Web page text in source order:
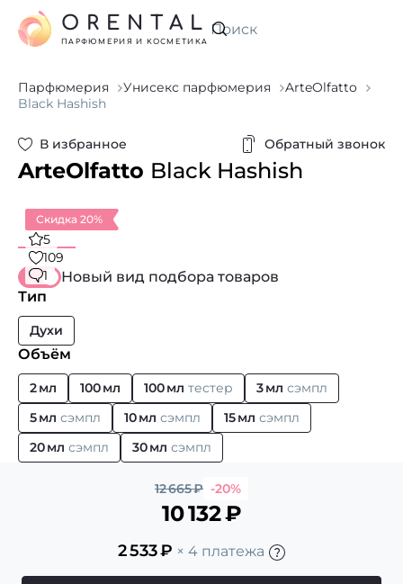
Искать
ORENTAL
ПАРФЮМЕРИЯ И КОСМЕТИКА
Парфюмерия Унисекс парфюмерия
ArteOlfatto
Black Hashish
В избранное Обратный звонок
ArteOlfatto Black Hashish
Скидка 20%
5
109
1
Новый вид подбора товаров
Тип
Духи
Объём
2 мл 100 мл 100 мл тестер 3 мл сэмпл
5 мл сэмпл 10 мл сэмпл 15 мл сэмпл
20 мл сэмпл 30 мл сэмпл
12 665₽ -20%
10 132₽
2 533₽ × 4 платежа